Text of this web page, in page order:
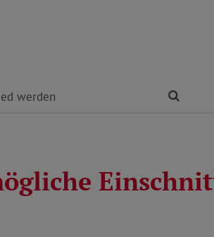
werden